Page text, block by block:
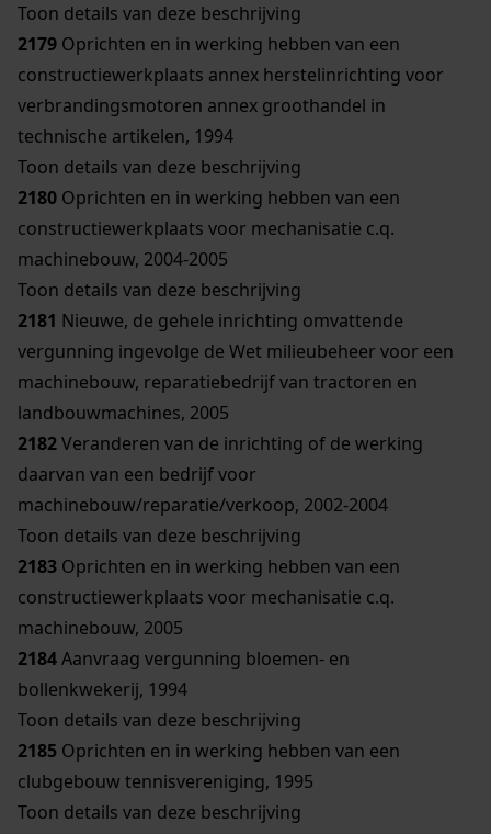
Toon details van deze beschrijving
2179 Oprichten en in werking hebben van een
constructiewerkplaats annex herstelinrichting voor
verbrandingsmotoren annex groothandel in
technische artikelen, 1994
Toon details van deze beschrijving
2180 Oprichten en in werking hebben van een
constructiewerkplaats voor mechanisatie c.q.
machinebouw, 2004-2005
Toon details van deze beschrijving
2181 Nieuwe, de gehele inrichting omvattende
vergunning ingevolge de Wet milieubeheer voor een
machinebouw, reparatiebedrijf van tractoren en
landbouwmachines, 2005
2182Veranderen van de inrichting of de werking
daarvan van een bedrijf voor
machinebouw/reparatie/verkoop, 2002-2004
Toon details van deze beschrijving
2183 Oprichten en in werking hebben van een
constructiewerkplaats voor mechanisatie c.q.
machinebouw, 2005
2184Aanvraag vergunning bloemen- en
bollenkwekerij, 1994
Toon details van deze beschrijving
2185 Oprichten en in werking hebben van een
clubgebouw tennisvereniging, 1995
Toon details van deze beschrijving